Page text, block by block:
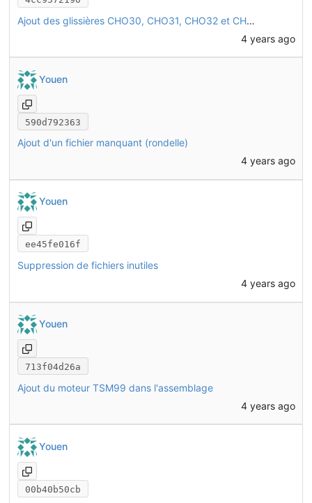
Ajout des glissières CHO30, CHO31, CHO32 et CHO33 à l'assemblage
4 years ago
Youen
590d792363
Ajout d'un fichier manquant (rondelle)
4 years ago
Youen
ee45fe016f
Suppression de fichiers inutiles
4 years ago
Youen
713f04d26a
Ajout du moteur TSM99 dans l'assemblage
4 years ago
Youen
00b40b50cb